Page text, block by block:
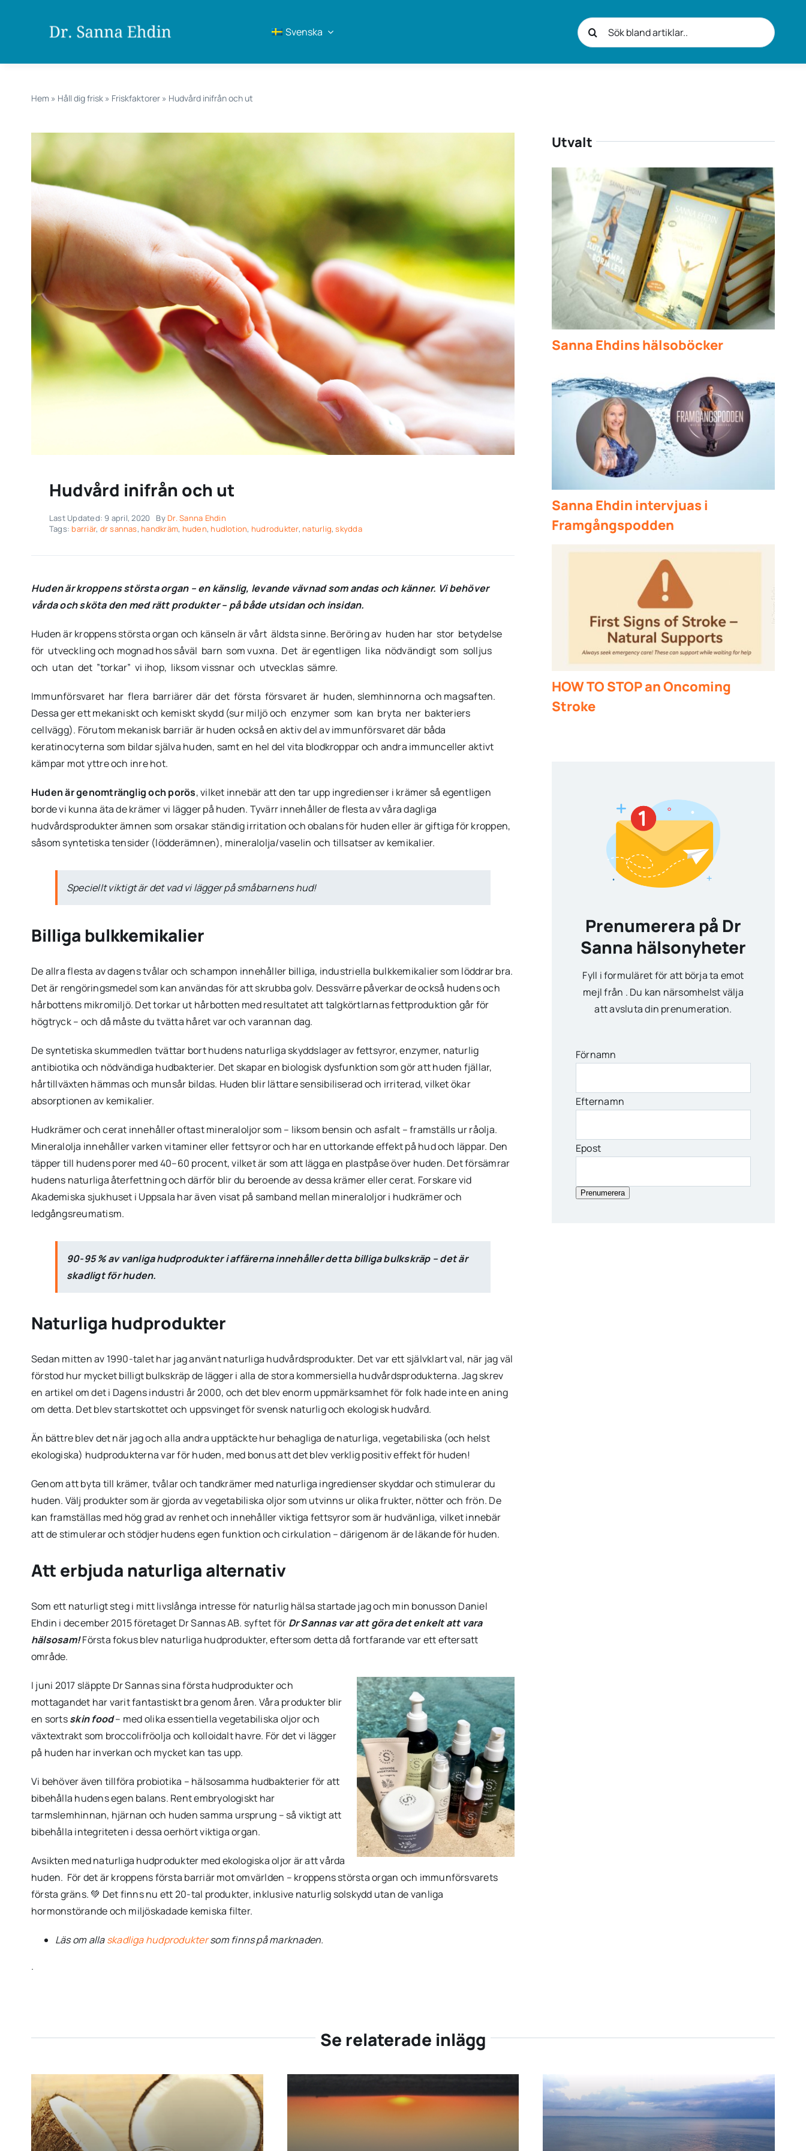
Svenska
Sök
efter:
Hem » Håll dig frisk» Friskfaktorer» Hudvård inifrån och ut
Hudvård inifrån och ut
Last Updated: 9 april, 2020 By Dr. Sanna Ehdin
Tags: barriär, dr sannas, handkräm, huden, hudlotion, hudrodukter, naturlig,skydda
Huden är kroppens största organ – en känslig, levande vävnad som andas och känner. Vi behöver
vårda och sköta den med rätt produkter – på både utsidan och insidan.
Huden är kroppens största organ och känseln är vårt äldsta sinne. Beröring av huden har stor betydelse
för utveckling och mognad hos såväl barn som vuxna. Det är egentligen lika nödvändigt som solljus
och utan det ”torkar” vi ihop, liksom vissnar och utvecklas sämre.
Immunförsvaret har flera barriärer där det första försvaret är huden, slemhinnorna och magsaften.
Dessa ger ett mekaniskt och kemiskt skydd (sur miljö och enzymer som kan bryta ner bakteriers
cellvägg). Förutom mekanisk barriär är huden också en aktiv del av immunförsvaret där båda
keratinocyterna som bildar själva huden, samt en hel del vita blodkroppar och andra immunceller aktivt
kämpar mot yttre och inre hot.
Huden är genomtränglig och porös, vilket innebär att den tar upp ingredienser i krämer så egentligen
borde vi kunna äta de krämer vi lägger på huden. Tyvärr innehåller de flesta av våra dagliga
hudvårdsprodukter ämnen som orsakar ständig irritation och obalans för huden eller är giftiga för kroppen,
såsom syntetiska tensider (lödderämnen), mineralolja/vaselin och tillsatser av kemikalier.
Speciellt viktigt är det vad vi lägger på småbarnens hud!
Billiga bulkkemikalier
De allra flesta av dagens tvålar och schampon innehåller billiga, industriella bulkkemikalier som löddrar bra.
Det är rengöringsmedel som kan användas för att skrubba golv. Dessvärre påverkar de också hudens och
hårbottens mikromiljö. Det torkar ut hårbotten med resultatet att talgkörtlarnas fettproduktion går för
högtryck – och då måste du tvätta håret var och varannan dag.
De syntetiska skummedlen tvättar bort hudens naturliga skyddslager av fettsyror, enzymer, naturlig
antibiotika och nödvändiga hudbakterier. Det skapar en biologisk dysfunktion som gör att huden fjällar,
hårtillväxten hämmas och munsår bildas. Huden blir lättare sensibiliserad och irriterad, vilket ökar
absorptionen av kemikalier.
Hudkrämer och cerat innehåller oftast mineraloljor som – liksom bensin och asfalt – framställs ur råolja.
Mineralolja innehåller varken vitaminer eller fettsyror och har en uttorkande effekt på hud och läppar. Den
täpper till hudens porer med 40–60 procent, vilket är som att lägga en plastpåse över huden. Det försämrar
hudens naturliga återfettning och därför blir du beroende av dessa krämer eller cerat. Forskare vid
Akademiska sjukhuset i Uppsala har även visat på samband mellan mineraloljor i hudkrämer och
ledgångsreumatism.
90-95 % av vanliga hudprodukter i affärerna innehåller detta billiga bulkskräp – det är
skadligt för huden.
Naturliga hudprodukter
Sedan mitten av 1990-talet har jag använt naturliga hudvårdsprodukter. Det var ett självklart val, när jag väl
förstod hur mycket billigt bulkskräp de lägger i alla de stora kommersiella hudvårdsprodukterna. Jag skrev
en artikel om det i Dagens industri år 2000, och det blev enorm uppmärksamhet för folk hade inte en aning
om detta. Det blev startskottet och uppsvinget för svensk naturlig och ekologisk hudvård.
Än bättre blev det när jag och alla andra upptäckte hur behagliga de naturliga, vegetabiliska (och helst
ekologiska) hudprodukterna var för huden, med bonus att det blev verklig positiv effekt för huden!
Genom att byta till krämer, tvålar och tandkrämer med naturliga ingredienser skyddar och stimulerar du
huden. Välj produkter som är gjorda av vegetabiliska oljor som utvinns ur olika frukter, nötter och frön. De
kan framställas med hög grad av renhet och innehåller viktiga fettsyror som är hudvänliga, vilket innebär
att de stimulerar och stödjer hudens egen funktion och cirkulation – därigenom är de läkande för huden.
Att erbjuda naturliga alternativ
Som ett naturligt steg i mitt livslånga intresse för naturlig hälsa startade jag och min bonusson Daniel
Ehdin i december 2015 företaget Dr Sannas AB. syftet för Dr Sannas var att göra det enkelt att vara
hälsosam!Första fokus blev naturliga hudprodukter, eftersom detta då fortfarande var ett eftersatt
område.
I juni 2017 släppte Dr Sannas sina första hudprodukter och
mottagandet har varit fantastiskt bra genom åren. Våra produkter blir
en sortsskin food– med olika essentiella vegetabiliska oljor och
växtextrakt som broccolifröolja och kolloidalt havre. För det vi lägger
på huden har inverkan och mycket kan tas upp.
Vi behöver även tillföra probiotika – hälsosamma hudbakterier för att
bibehålla hudens egen balans. Rent embryologiskt har
tarmslemhinnan, hjärnan och huden samma ursprung – så viktigt att
bibehålla integriteten i dessa oerhört viktiga organ.
Avsikten med naturliga hudprodukter med ekologiska oljor är att vårda
huden. För det är kroppens första barriär mot omvärlden – kroppens största organ och immunförsvarets
första gräns. 💚 Det finns nu ett 20-tal produkter, inklusive naturlig solskydd utan de vanliga
hormonstörande och miljöskadade kemiska filter.
Läs om allaskadliga hudproduktersom finns på marknaden.
.
Utvalt
Sanna Ehdins hälsoböcker
Sanna Ehdin intervjuas i
Framgångspodden
HOW TO STOP an Oncoming
Stroke
Prenumerera på Dr
Sanna hälsonyheter
Fyll i formuläret för att börja ta emot
mejl från . Du kan närsomhelst välja
att avsluta din prenumeration.
Förnamn
Efternamn
Epost
Prenumerera
Se relaterade inlägg